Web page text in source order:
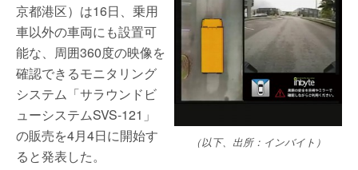
（以下、出所：インバイト）
京都港区）は16日、乗用
車以外の車両にも設置可
能な、周囲360度の映像を
確認できるモニタリング
システム「サラウンドビ
ューシステムSVS-121」
の販売を4月4日に開始す
ると発表した。